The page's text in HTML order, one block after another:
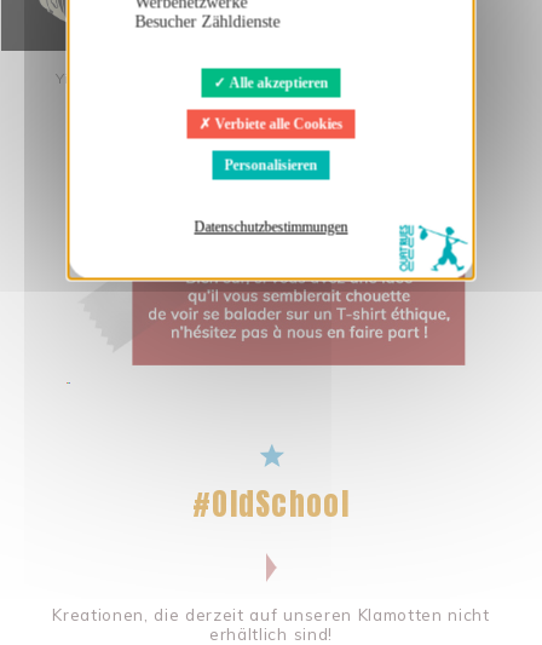
Besucher Zähldienste
Alle akzeptieren
Verbiete alle Cookies
Personalisieren
Datenschutzbestimmungen
Yin & Yang Zutella
#OldSchool
Kreationen, die derzeit auf unseren Klamotten nicht
erhältlich sind!